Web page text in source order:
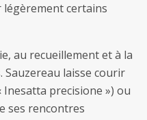
certains
au recueillement et à la
Sauzereau laisse courir
precisione ») ou
ses rencontres